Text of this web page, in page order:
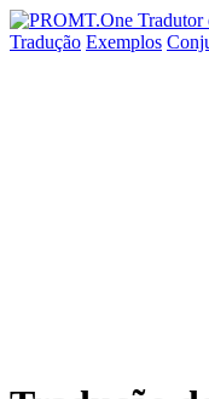
Tradução Exemplos